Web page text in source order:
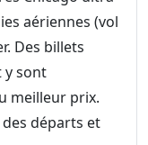
aériennes (vol
Des billets
y sont
meilleur prix.
départs et